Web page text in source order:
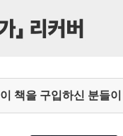
이 책을 구입하신 분들이